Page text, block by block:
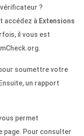
?
accédez à Extensions
il vous est
soumettre votre
un rapport
permet
page. Pour consulter